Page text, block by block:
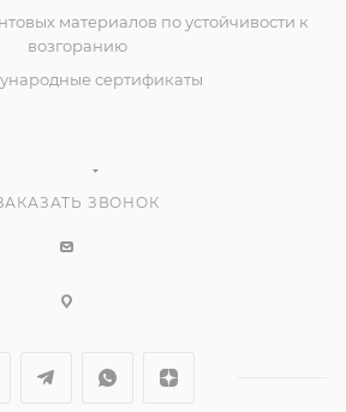
материалов по устойчивости к
возгоранию
сертификаты
ЗВОНОК